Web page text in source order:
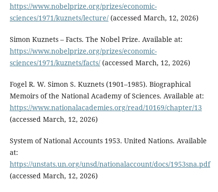
https://www.nobelprize.org/prizes/economic-
sciences/1971/kuznets/lecture/(accessed March, 12, 2026)
Simon Kuznets – Facts. The Nobel Prize. Available at:
https://www.nobelprize.org/prizes/economic-
sciences/1971/kuznets/facts/(accessed March, 12, 2026)
Fogel R. W. Simon S. Kuznets (1901–1985). Biographical
Memoirs of the National Academy of Sciences. Available at:
https://www.nationalacademies.org/read/10169/chapter/13
(accessed March, 12, 2026)
System of National Accounts 1953. United Nations. Available
at:
https://unstats.un.org/unsd/nationalaccount/docs/1953sna.pdf
(accessed March, 12, 2026)